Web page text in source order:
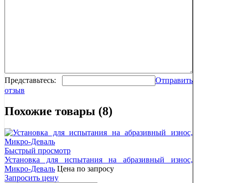
Представьтесь:
Отправить
отзыв
Похожие товары (8)
Быстрый просмотр
Установка для испытания на абразивный износ,
Микро-Деваль Цена по запросу
Запросить цену